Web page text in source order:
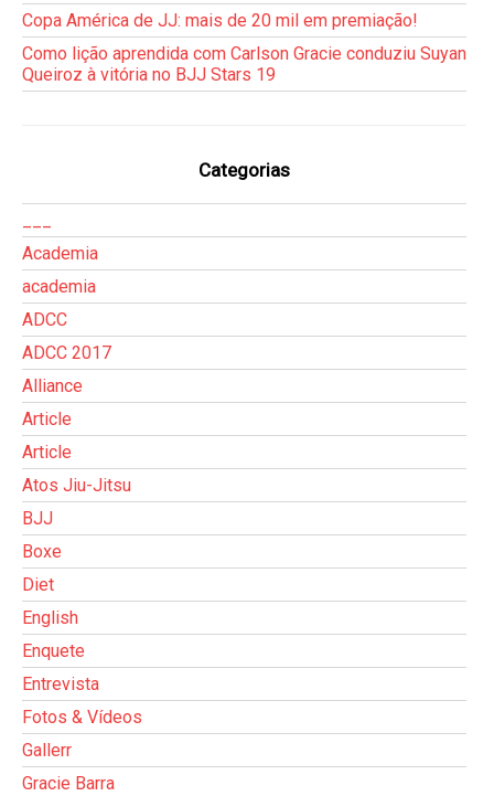
Copa América de JJ: mais de 20 mil em premiação!
Como lição aprendida com Carlson Gracie conduziu Suyan
Queiroz à vitória no BJJ Stars 19
Categorias
Academia
academia
ADCC
ADCC 2017
Alliance
Article
Article
Atos Jiu-Jitsu
BJJ
Boxe
Diet
English
Enquete
Entrevista
Fotos & Vídeos
Gallerr
Gracie Barra